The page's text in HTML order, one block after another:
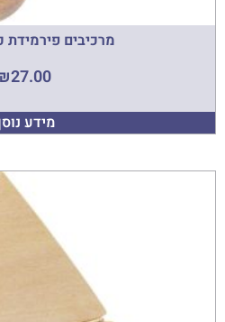
מרכיבים פירמידת
27.00
מידע